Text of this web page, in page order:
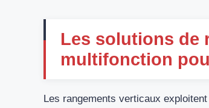
Les solutions de
multifonction
Les rangements verticaux